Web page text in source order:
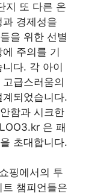
지 또 다른 온
경제성을
을 위한 선별
주의를 기
다. 각 아이
급스러움의
되었습니다.
함과 시크한
은 패
초대합니다.
핑에서의 투
챔피언들은